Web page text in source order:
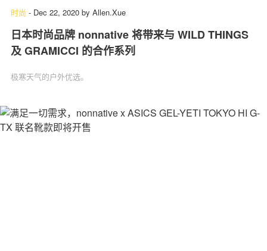
时尚 - Dec 22, 2020 by Allen.Xue
日本时尚品牌 nonnative 将带来与 WILD THINGS
及 GRAMICCI 的合作系列
极寒天气的户外优选。